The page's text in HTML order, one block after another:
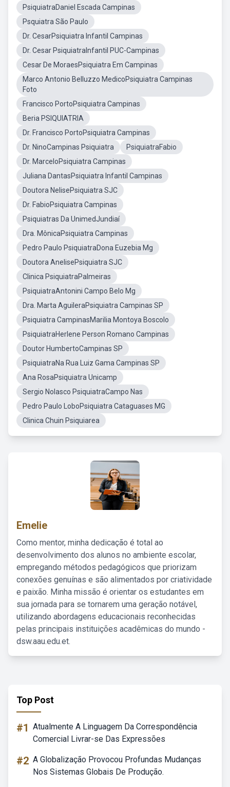
PsiquiatraDaniel Escada Campinas
Psquiatra São Paulo
Dr. CesarPsiquiatra Infantil Campinas
Dr. Cesar PsiquiatraInfantil PUC-Campinas
Cesar De MoraesPsiquiatra Em Campinas
Marco Antonio Belluzzo MedicoPsiquiatra Campinas
Foto
Francisco PortoPsiquiatra Campinas
Beria PSIQUIATRIA
Dr. Francisco PortoPsiquiatra Campinas
Dr. NinoCampinas Psiquiatra
PsiquiatraFabio
Dr. MarceloPsiquiatra Campinas
Juliana DantasPsiquiatra Infantil Campinas
Doutora NelisePsiquiatra SJC
Dr. FabioPsiquiatra Campinas
Psiquiatras Da UnimedJundiaí
Dra. MônicaPsiquiatra Campinas
Pedro Paulo PsiquiatraDona Euzebia Mg
Doutora AnelisePsiquiatra SJC
Clinica PsiquiatraPalmeiras
PsiquiatraAntonini Campo Belo Mg
Dra. Marta AguileraPsiquiatra Campinas SP
Psiquiatra CampinasMarilia Montoya Boscolo
PsiquiatraHerlene Person Romano Campinas
Doutor HumbertoCampinas SP
PsiquiatraNa Rua Luiz Gama Campinas SP
Ana RosaPsiquiatra Unicamp
Sergio Nolasco PsiquiatraCampo Nas
Pedro Paulo LoboPsiquiatra Cataguases MG
Clinica Chuin Psiquiarea
Emelie
Como mentor, minha dedicação é total ao
desenvolvimento dos alunos no ambiente escolar,
empregando métodos pedagógicos que priorizam
conexões genuínas e são alimentados por criatividade
e paixão. Minha missão é orientar os estudantes em
sua jornada para se tornarem uma geração notável,
utilizando abordagens educacionais reconhecidas
pelas principais instituições acadêmicas do mundo -
dsw.aau.edu.et.
Top Post
#1 Atualmente A Linguagem Da Correspondência
Comercial Livrar-se Das Expressões
#2 A Globalização Provocou Profundas Mudanças
Nos Sistemas Globais De Produção.